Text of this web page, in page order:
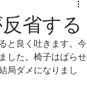
省する
と良く吐きます。今
した。椅子はばらせ
局ダメになりまし